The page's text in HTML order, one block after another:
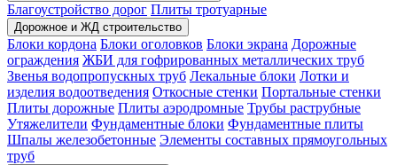
Благоустройство дорог Плиты тротуарные
Дорожное и ЖД строительство
Блоки кордона Блоки оголовков Блоки экрана Дорожные
ограждения ЖБИ для гофрированных металлических труб
Звенья водопропускных труб Лекальные блоки Лотки и
изделия водоотведения Откосные стенки Портальные стенки
Плиты дорожные Плиты аэродромные Трубы раструбные
Утяжелители Фундаментные блоки Фундаментные плиты
Шпалы железобетонные Элементы составных прямоугольных
труб